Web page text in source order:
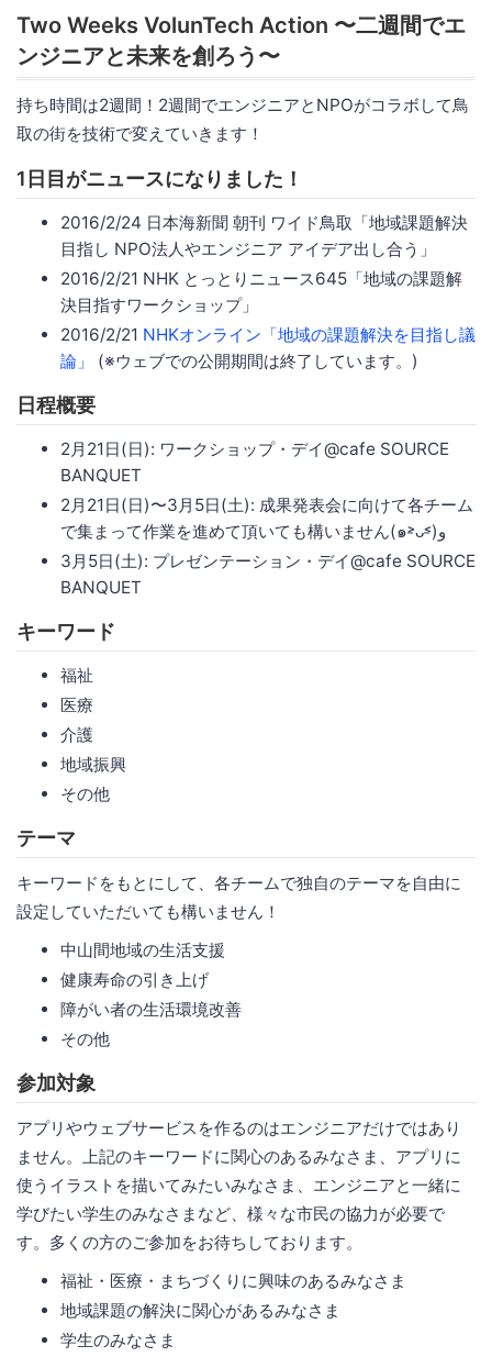
Two Weeks VolunTech Action 〜二週間でエ
ンジニアと未来を創ろう〜
持ち時間は2週間！2週間でエンジニアとNPOがコラボして鳥
取の街を技術で変えていきます！
1日目がニュースになりました！
2016/2/24 日本海新聞 朝刊 ワイド鳥取「地域課題解決
目指し NPO法人やエンジニア アイデア出し合う」
2016/2/21 NHK とっとりニュース645「地域の課題解
決目指すワークショップ」
2016/2/21 NHKオンライン「地域の課題解決を目指し議
論」
(※ウェブでの公開期間は終了しています。)
日程概要
2月21日(日): ワークショップ・デイ@cafe SOURCE
BANQUET
2月21日(日)〜3月5日(土): 成果発表会に向けて各チーム
で集まって作業を進めて頂いても構いません(๑˃̵ᴗ˂̵)و
3月5日(土): プレゼンテーション・デイ@cafe SOURCE
BANQUET
キーワード
福祉
医療
介護
地域振興
その他
テーマ
キーワードをもとにして、各チームで独自のテーマを自由に
設定していただいても構いません！
中山間地域の生活支援
健康寿命の引き上げ
障がい者の生活環境改善
その他
参加対象
アプリやウェブサービスを作るのはエンジニアだけではあり
ません。上記のキーワードに関心のあるみなさま、アプリに
使うイラストを描いてみたいみなさま、エンジニアと一緒に
学びたい学生のみなさまなど、様々な市民の協力が必要で
す。多くの方のご参加をお待ちしております。
福祉・医療・まちづくりに興味のあるみなさま
地域課題の解決に関心があるみなさま
学生のみなさま